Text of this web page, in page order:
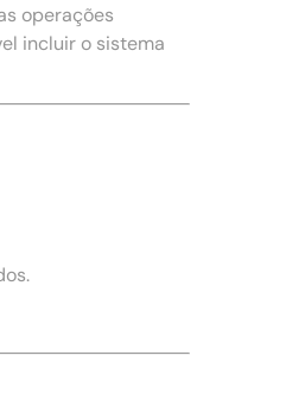
operações
incluir o sistema